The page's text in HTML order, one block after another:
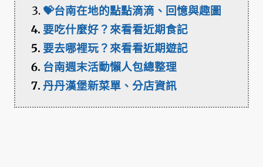
💝台南在地的點點滴滴、回憶與趣圖
要吃什麼好？來看看近期食記
要去哪裡玩？來看看近期遊記
台南週末活動懶人包總整理
丹丹漢堡新菜單、分店資訊